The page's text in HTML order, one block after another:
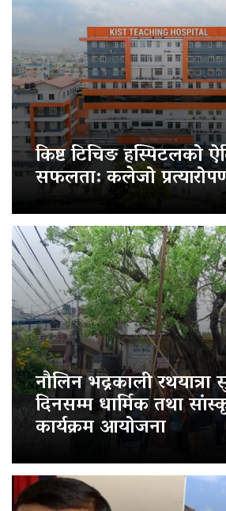
किष्ट टिचिङ हस्पिटलको
सफलता: कलेजो
नौलिन भद्रकाली
दिनसम्म धार्मिक तथा
कार्यक्रम आयोजना